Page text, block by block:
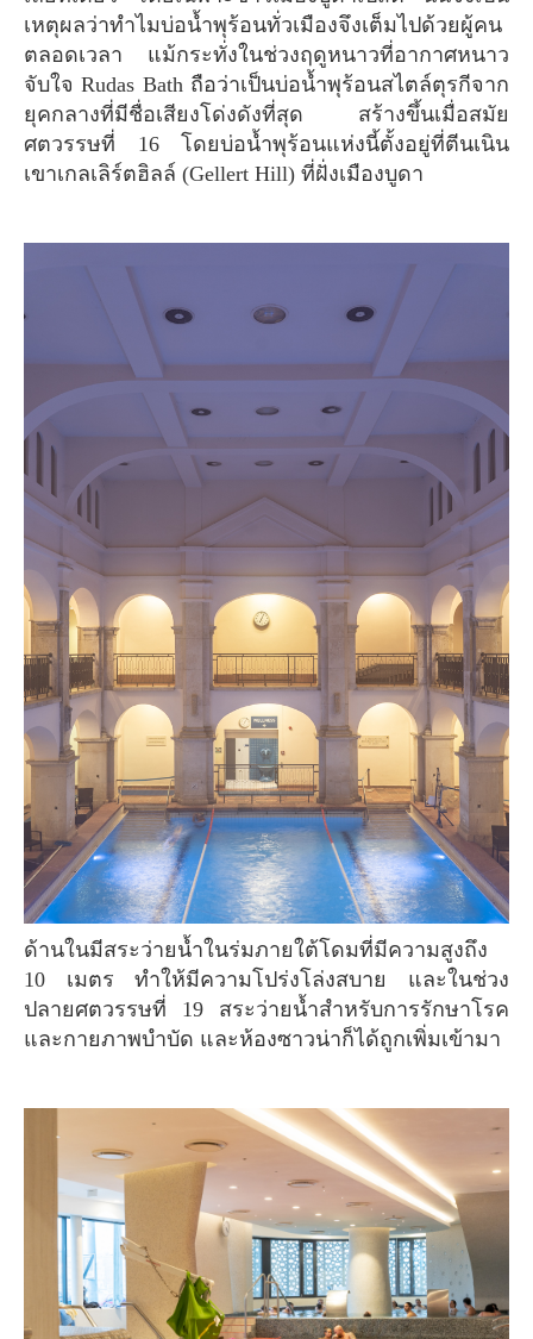
เหตุผลว่าทำไมบ่อน้ำพุร้อนทั่วเมืองจึงเต็มไปด้วยผู้คน
ตลอดเวลา แม้กระทั่งในช่วงฤดูหนาวที่อากาศหนาว
จับใจ Rudas Bath ถือว่าเป็นบ่อน้ำพุร้อนสไตล์ตุรกีจาก
ยุคกลางที่มีชื่อเสียงโด่งดังที่สุด สร้างขึ้นเมื่อสมัย
ศตวรรษที่ 16 โดยบ่อน้ำพุร้อนแห่งนี้ตั้งอยู่ที่ตีนเนิน
เขาเกลเลิร์ตฮิลล์ (Gellert Hill) ที่ฝั่งเมืองบูดา
ด้านในมีสระว่ายน้ำในร่มภายใต้โดมที่มีความสูงถึง
10 เมตร ทำให้มีความโปร่งโล่งสบาย และในช่วง
ปลายศตวรรษที่ 19 สระว่ายน้ำสำหรับการรักษาโรค
และกายภาพบำบัด และห้องซาวน่าก็ได้ถูกเพิ่มเข้ามา